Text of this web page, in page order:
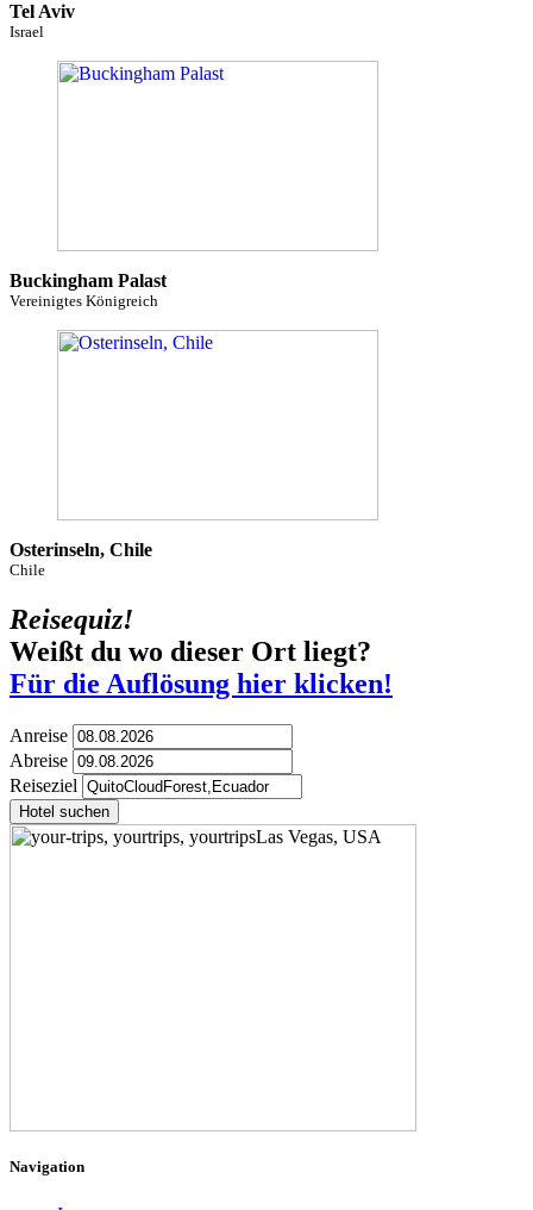
Tel Aviv
Israel
Buckingham Palast
Vereinigtes Königreich
Osterinseln, Chile
Chile
Reisequiz!
Weißt du wo dieser Ort liegt?
Für die Auflösung hier klicken!
Anreise
Abreise
Reiseziel
Hotel suchen
Navigation